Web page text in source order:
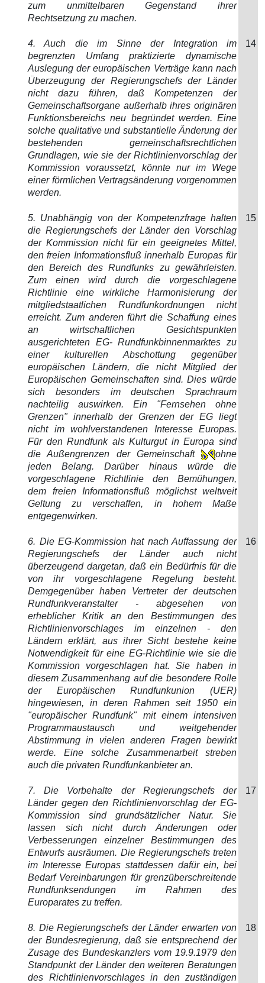
zum unmittelbaren Gegenstand ihrer
Rechtsetzung zu machen.
4. Auch die im Sinne der Integration im
begrenzten Umfang praktizierte dynamische
Auslegung der europäischen Verträge kann nach
Überzeugung der Regierungschefs der Länder
nicht dazu führen, daß Kompetenzen der
Gemeinschaftsorgane außerhalb ihres originären
Funktionsbereichs neu begründet werden. Eine
solche qualitative und substantielle Änderung der
bestehenden gemeinschaftsrechtlichen
Grundlagen, wie sie der Richtlinienvorschlag der
Kommission voraussetzt, könnte nur im Wege
einer förmlichen Vertragsänderung vorgenommen
werden.
14
5. Unabhängig von der Kompetenzfrage halten
die Regierungschefs der Länder den Vorschlag
der Kommission nicht für ein geeignetes Mittel,
den freien Informationsfluß innerhalb Europas für
den Bereich des Rundfunks zu gewährleisten.
Zum einen wird durch die vorgeschlagene
Richtlinie eine wirkliche Harmonisierung der
mitgliedstaatlichen Rundfunkordnungen nicht
erreicht. Zum anderen führt die Schaffung eines
an wirtschaftlichen Gesichtspunkten
ausgerichteten EG- Rundfunkbinnenmarktes zu
einer kulturellen Abschottung gegenüber
europäischen Ländern, die nicht Mitglied der
Europäischen Gemeinschaften sind. Dies würde
sich besonders im deutschen Sprachraum
nachteilig auswirken. Ein "Fernsehen ohne
Grenzen" innerhalb der Grenzen der EG liegt
nicht im wohlverstandenen Interesse Europas.
Für den Rundfunk als Kulturgut in Europa sind
die Außengrenzen der Gemeinschaft
ohne
jeden Belang. Darüber hinaus würde die
vorgeschlagene Richtlinie den Bemühungen,
dem freien Informationsfluß möglichst weltweit
Geltung zu verschaffen, in hohem Maße
entgegenwirken.
15
6. Die EG-Kommission hat nach Auffassung der
Regierungschefs der Länder auch nicht
überzeugend dargetan, daß ein Bedürfnis für die
von ihr vorgeschlagene Regelung besteht.
Demgegenüber haben Vertreter der deutschen
Rundfunkveranstalter - abgesehen von
erheblicher Kritik an den Bestimmungen des
Richtlinienvorschlages im einzelnen - den
Ländern erklärt, aus ihrer Sicht bestehe keine
Notwendigkeit für eine EG-Richtlinie wie sie die
Kommission vorgeschlagen hat. Sie haben in
diesem Zusammenhang auf die besondere Rolle
der Europäischen Rundfunkunion (UER)
hingewiesen, in deren Rahmen seit 1950 ein
"europäischer Rundfunk" mit einem intensiven
Programmaustausch und weitgehender
Abstimmung in vielen anderen Fragen bewirkt
werde. Eine solche Zusammenarbeit streben
auch die privaten Rundfunkanbieter an.
16
7. Die Vorbehalte der Regierungschefs der
Länder gegen den Richtlinienvorschlag der EG-
Kommission sind grundsätzlicher Natur. Sie
lassen sich nicht durch Änderungen oder
Verbesserungen einzelner Bestimmungen des
Entwurfs ausräumen. Die Regierungschefs treten
im Interesse Europas stattdessen dafür ein, bei
Bedarf Vereinbarungen für grenzüberschreitende
Rundfunksendungen im Rahmen des
Europarates zu treffen.
17
8. Die Regierungschefs der Länder erwarten von
der Bundesregierung, daß sie entsprechend der
Zusage des Bundeskanzlers vom 19.9.1979 den
Standpunkt der Länder den weiteren Beratungen
des Richtlinienvorschlages in den zuständigen
18